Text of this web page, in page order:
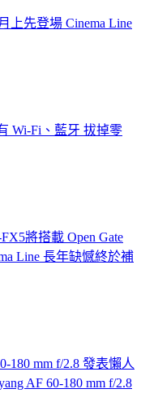
上先登場 Cinema Line
Wi-Fi、藍牙 拔掉零
將搭載 Open Gate
Line 長年缺憾終於補
180 mm f/2.8 發表懶人
AF 60-180 mm f/2.8